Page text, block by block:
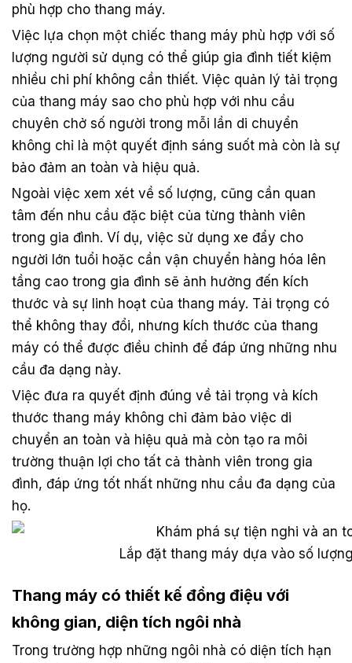
phù hợp cho thang máy.
Việc lựa chọn một chiếc thang máy phù hợp với số
lượng người sử dụng có thể giúp gia đình tiết kiệm
nhiều chi phí không cần thiết. Việc quản lý tải trọng
của thang máy sao cho phù hợp với nhu cầu
chuyên chở số người trong mỗi lần di chuyển
không chỉ là một quyết định sáng suốt mà còn là sự
bảo đảm an toàn và hiệu quả.
Ngoài việc xem xét về số lượng, cũng cần quan
tâm đến nhu cầu đặc biệt của từng thành viên
trong gia đình. Ví dụ, việc sử dụng xe đẩy cho
người lớn tuổi hoặc cần vận chuyển hàng hóa lên
tầng cao trong gia đình sẽ ảnh hưởng đến kích
thước và sự linh hoạt của thang máy. Tải trọng có
thể không thay đổi, nhưng kích thước của thang
máy có thể được điều chỉnh để đáp ứng những nhu
cầu đa dạng này.
Việc đưa ra quyết định đúng về tải trọng và kích
thước thang máy không chỉ đảm bảo việc di
chuyển an toàn và hiệu quả mà còn tạo ra môi
trường thuận lợi cho tất cả thành viên trong gia
đình, đáp ứng tốt nhất những nhu cầu đa dạng của
họ.
Lắp đặt thang máy dựa vào số
Thang máy có thiết kế đồng điệu với
không gian, diện tích ngôi nhà
Trong trường hợp những ngôi nhà có diện tích hạn